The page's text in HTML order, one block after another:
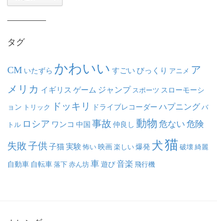
タグ
CM いたずら かわいい すごい びっくり アニメ ア
メリカ イギリス ゲーム ジャンプ スポーツ スローモーシ
ョン トリック ドッキリ ドライブレコーダー ハプニング バ
トル ロシア ワンコ 中国 事故 仲良し 動物 危ない 危険
失敗子供子猫実験 怖い映画楽しい爆発 犬猫 破壊綺麗
自動車 自転車落下赤ん坊車遊び音楽 飛行機